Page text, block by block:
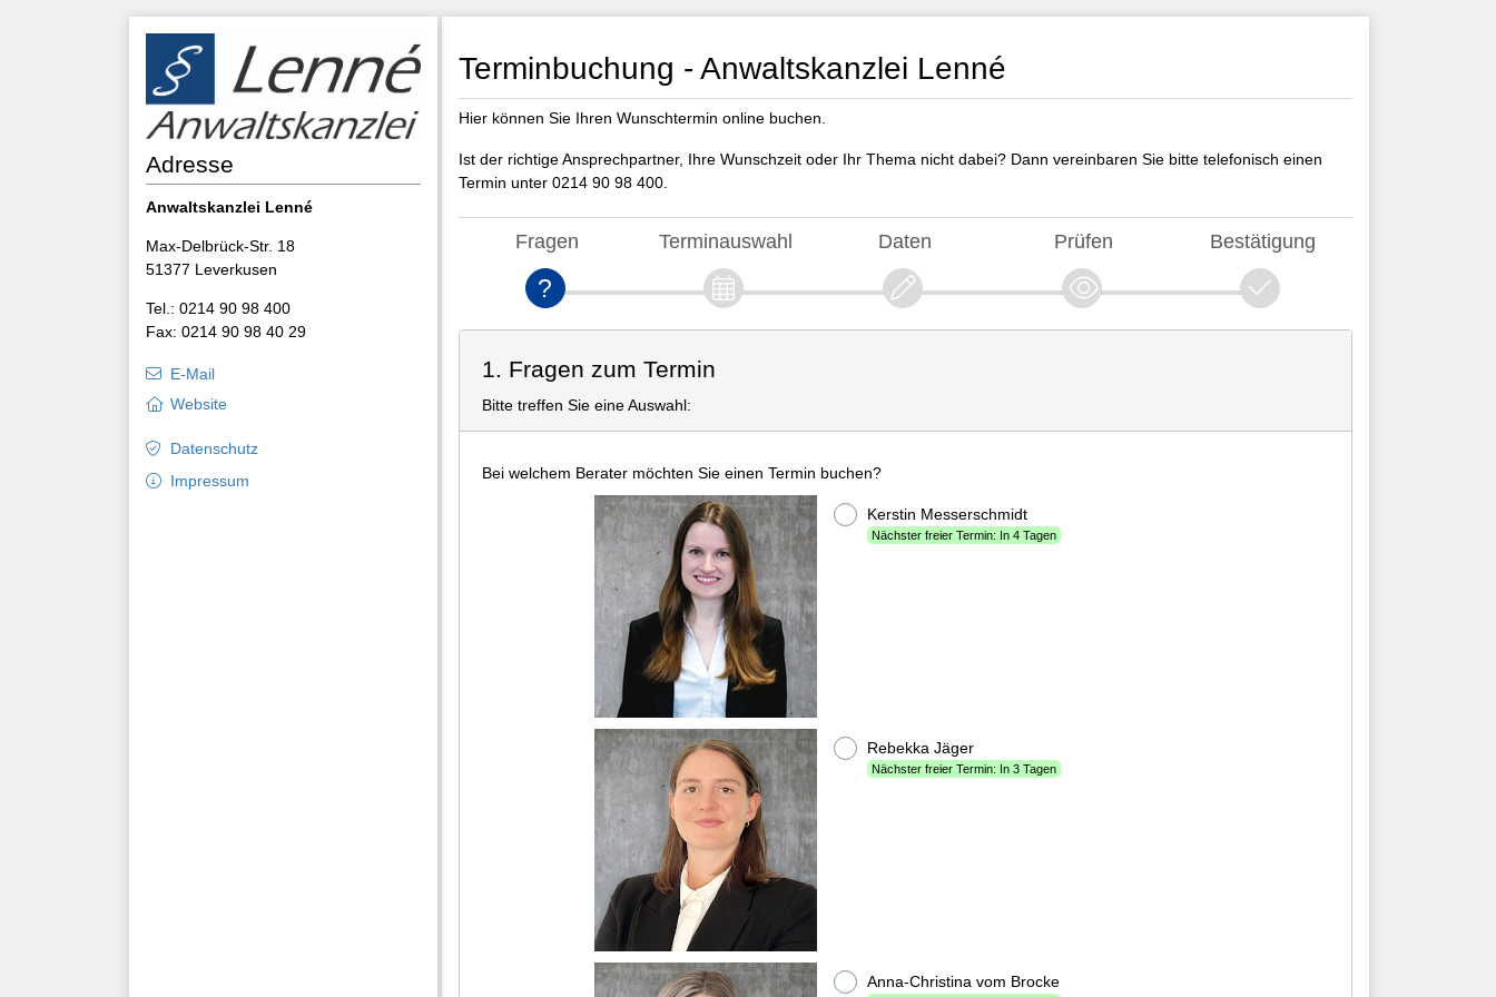
Terminbuchung - Anwaltskanzlei Lenné
Hier können Sie Ihren Wunschtermin online buchen.
Ist der richtige Ansprechpartner, Ihre Wunschzeit oder Ihr Thema nicht dabei? Dann vereinbaren Sie bitte telefonisch einen
Termin unter 0214 90 98 400.
Fragen Terminauswahl Daten Prüfen Bestätigung
1. Fragen zum Termin
Bitte treffen Sie eine Auswahl:
Bei welchem Berater möchten Sie einen Termin buchen?
Kerstin Messerschmidt
Nächster freier Termin: In 4 Tagen
Rebekka Jäger
Nächster freier Termin: In 3 Tagen
Anna-Christina vom Brocke
Adresse
Anwaltskanzlei Lenné
Max-Delbrück-Str. 18
51377 Leverkusen
Tel.: 0214 90 98 400
Fax: 0214 90 98 40 29
E-Mail
Website
Datenschutz
Impressum